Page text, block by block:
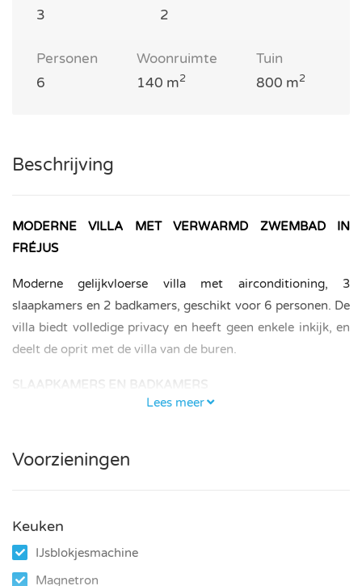
3
2
Personen
6
Woonruimte
140 m2
Tuin
800 m2
Beschrijving
MODERNE VILLA MET VERWARMD ZWEMBAD IN
FRÉJUS
Moderne gelijkvloerse villa met airconditioning, 3
slaapkamers en 2 badkamers, geschikt voor 6 personen. De
villa biedt volledige privacy en heeft geen enkele inkijk, en
deelt de oprit met de villa van de buren.
SLAAPKAMERS EN BADKAMERS
slaapkamers – één met een bed van 160 × 200 cm en één
KEUKEN EN WOONRUIMTE
De volledig uitgeruste keuken beschikt over alle moderne
Lees meer
Voorzieningen
Keuken
IJsblokjesmachine
Magnetron